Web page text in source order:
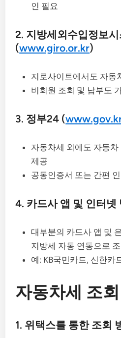
인 필요
2. 지방세외수입정보시
(www.giro.or.kr)
지로사이트에서도 자동
비회원 조회 및 납부도
3. 정부24 (
자동차세 외에도 자동
제공
공동인증서 또는 간편
4. 카드사 앱 및 인터넷
대부분의 카드사 앱 및
지방세 자동 연동으로
예: KB국민카드, 신한카
자동차세 조
1. 위택스를 통한 조회